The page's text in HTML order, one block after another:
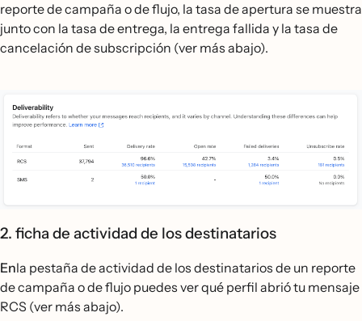
reporte de campaña o de flujo, la tasa de apertura se muestra
junto con la tasa de entrega, la entrega fallida y la tasa de
cancelación de subscripción (ver más abajo).
2. ficha de actividad de los destinatarios
Enla pestaña de actividad de los destinatarios de un reporte
de campaña o de flujo puedes ver qué perfil abrió tu mensaje
RCS (ver más abajo).